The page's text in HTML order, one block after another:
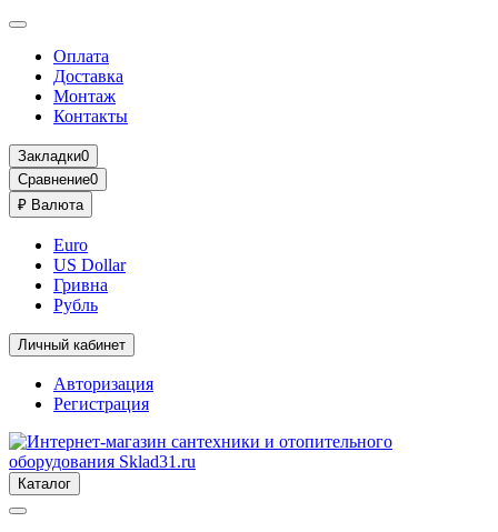
Оплата
Доставка
Монтаж
Контакты
Закладки0
Сравнение0
₽ Валюта
Euro
US Dollar
Гривна
Рубль
Личный кабинет
Авторизация
Регистрация
Каталог